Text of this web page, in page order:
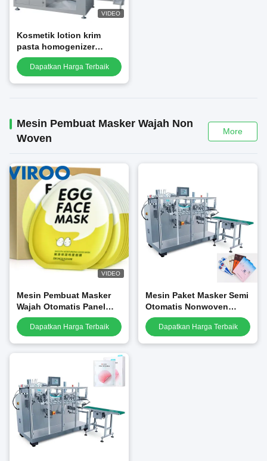
VIDEO
Kosmetik lotion krim
pasta homogenizer
vakum homogenizing
emulsifier mixer wajah
Dapatkan Harga Terbaik
Mesin Pembuat Masker Wajah Non
Woven
More
VIDEO
Mesin Pembuat Masker
Wajah Otomatis Panel
Layar Sentuh
Pengoperasian Mudah
Dapatkan Harga Terbaik
Mesin Paket Masker Semi
Otomatis Nonwoven
Memberikan Gaya Tas
Ramah Lingkungan
Dapatkan Harga Terbaik